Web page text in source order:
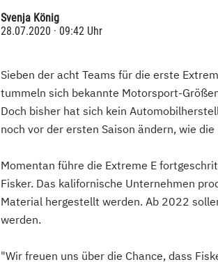
Svenja König
28.07.2020 · 09:42 Uhr
Sieben der acht Teams für die erste
tummeln sich bekannte Motorsport-
Doch bisher hat sich kein
noch vor der ersten Saison ändern, wie
Momentan führe die Extreme E
Fisker. Das kalifornische Unternehmen
Material hergestellt werden. Ab 2022
werden.
"Wir freuen uns über die Chance, dass